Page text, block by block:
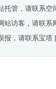
托管，请联系空
站访客，请联系
报，请联系宝塔